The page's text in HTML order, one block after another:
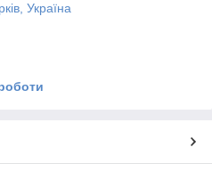
Україна